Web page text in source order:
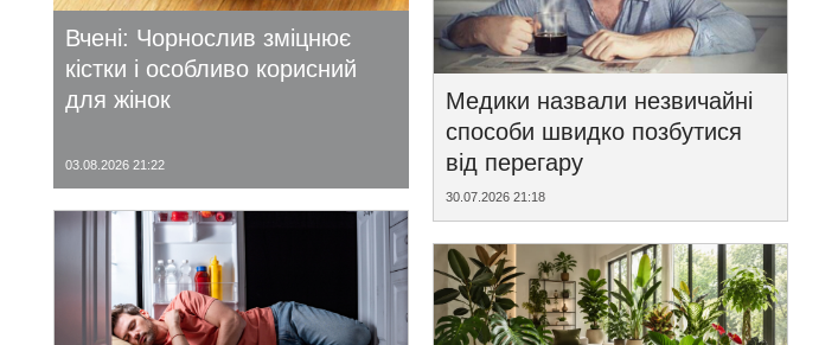
Вчені: Чорнослив зміцнює
кістки і особливо корисний
для жінок
03.08.2026 21:22
Медики назвали незвичайні
способи швидко позбутися
від перегару
30.07.2026 21:18